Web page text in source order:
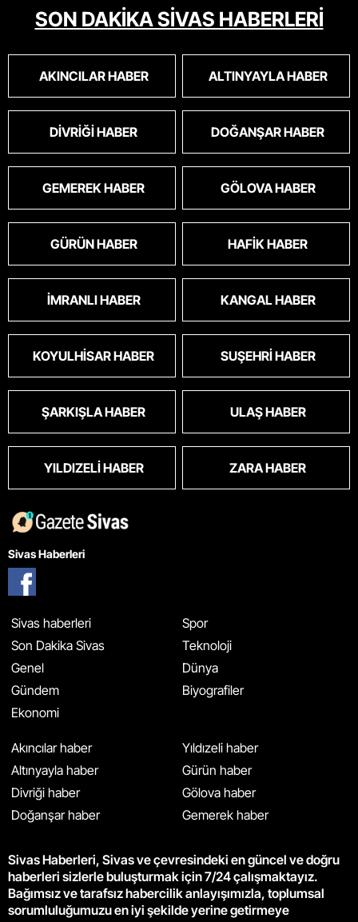
masum algısı yapılıyor.iki gün aç kalsa kendi
cinsini bile öldüren bu kopekler derhal
oldu.korkuyoruz.
SON DAKİKA SİVAS HABERLERİ
AKINCILAR HABER ALTINYAYLA HABER
DIVRIĞI HABER DOĞANŞAR HABER
GEMEREK HABER GÖLOVA HABER
GÜRÜN HABER HAFIK HABER
İMRANLI HABER KANGAL HABER
KOYULHISAR HABER SUŞEHRI HABER
ŞARKIŞLA HABER ULAŞ HABER
YILDIZELI HABER ZARA HABER
Sivas Haberleri
Sivas haberleri
Son Dakika Sivas
Genel
Gündem
Ekonomi
Spor
Teknoloji
Dünya
Biyografiler
Akıncılar haber
Altınyayla haber
Divriği haber
Doğanşar haber
Yıldızeli haber
Gürün haber
Gölova haber
Gemerek haber
Sivas Haberleri, Sivas ve çevresindeki en güncel ve doğru
haberleri sizlerle buluşturmak için 7/24 çalışmaktayız.
Bağımsız ve tarafsız habercilik anlayışımızla, toplumsal
sorumluluğumuzu en iyi şekilde yerine getirmeye